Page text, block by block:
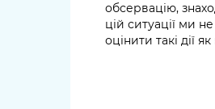
обсервацію,
цій ситуації ми
оцінити такі дії